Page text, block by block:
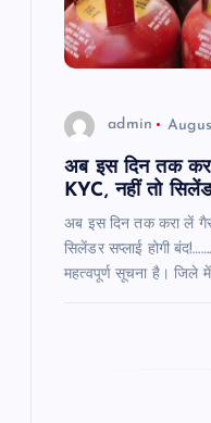
admin
अब इस दिन तक
KYC, नहीं तो
अब इस दिन तक करा लें
सिलेंडर सप्लाई होगी
महत्वपूर्ण सूचना है। जिले